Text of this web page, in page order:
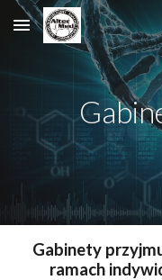
Skip to main content
Gabinety
ramach